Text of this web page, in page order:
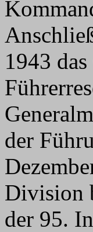
1943
der
Division
der 95.